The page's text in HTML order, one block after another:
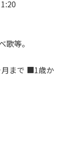
等。
まで ■1歳か